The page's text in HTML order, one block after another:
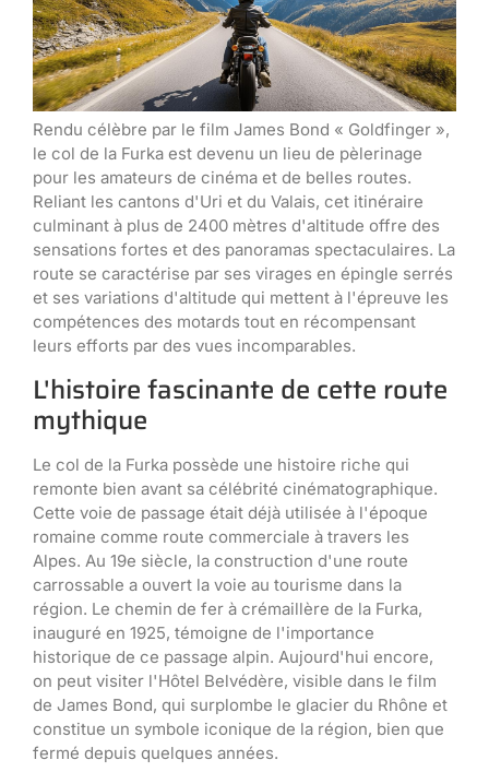
Rendu célèbre par le film James Bond « Goldfinger »,
le col de la Furka est devenu un lieu de pèlerinage
pour les amateurs de cinéma et de belles routes.
Reliant les cantons d'Uri et du Valais, cet itinéraire
culminant à plus de 2400 mètres d'altitude offre des
sensations fortes et des panoramas spectaculaires. La
route se caractérise par ses virages en épingle serrés
et ses variations d'altitude qui mettent à l'épreuve les
compétences des motards tout en récompensant
leurs efforts par des vues incomparables.
L'histoire fascinante de cette route
mythique
Le col de la Furka possède une histoire riche qui
remonte bien avant sa célébrité cinématographique.
Cette voie de passage était déjà utilisée à l'époque
romaine comme route commerciale à travers les
Alpes. Au 19e siècle, la construction d'une route
carrossable a ouvert la voie au tourisme dans la
région. Le chemin de fer à crémaillère de la Furka,
inauguré en 1925, témoigne de l'importance
historique de ce passage alpin. Aujourd'hui encore,
on peut visiter l'Hôtel Belvédère, visible dans le film
de James Bond, qui surplombe le glacier du Rhône et
constitue un symbole iconique de la région, bien que
fermé depuis quelques années.